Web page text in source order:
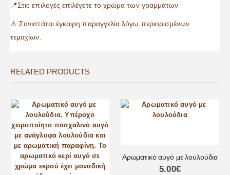
📍Στις επιλογές επιλέγετε το χρώμα των γραμμάτων
⚠ Συνιστάται έγκαιρη παραγγελία λόγω περιορισμένων
τεμαχίων.
RELATED PRODUCTS
Αρωματικό αυγό με λουλούδια
5.00€